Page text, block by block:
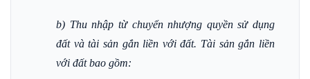
b) Thu nhập từ chuyển nhượng quyền sử dụng
đất và tài sản gắn liền với đất. Tài sản gắn liền
với đất bao gồm: